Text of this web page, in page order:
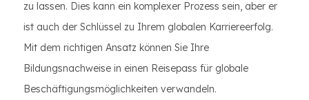
zu lassen. Dies kann ein komplexer Prozess sein, aber er
ist auch der Schlüssel zu Ihrem globalen Karriereerfolg.
Mit dem richtigen Ansatz können Sie Ihre
Bildungsnachweise in einen Reisepass für globale
Beschäftigungsmöglichkeiten verwandeln.